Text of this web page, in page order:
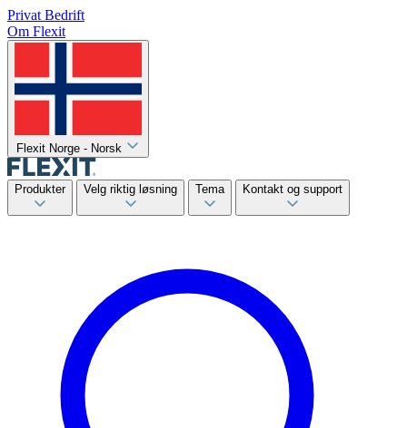
Privat Bedrift
Om Flexit
Flexit Norge - Norsk
Produkter Velg riktig løsning Tema Kontakt og support